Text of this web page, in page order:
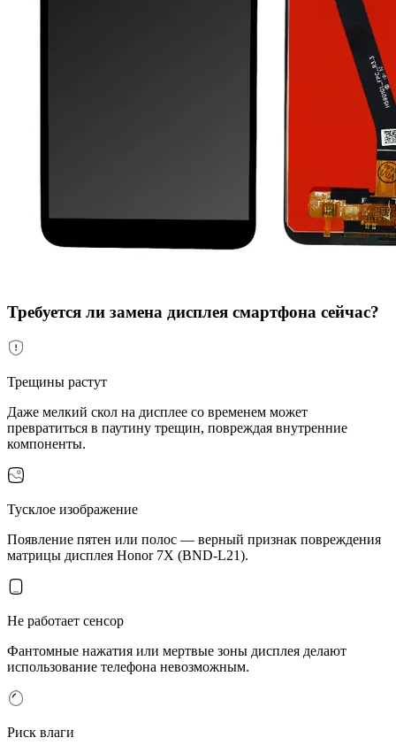
Требуется ли замена дисплея смартфона сейчас?
Трещины растут
Даже мелкий скол на дисплее со временем может
превратиться в паутину трещин, повреждая внутренние
компоненты.
Тусклое изображение
Появление пятен или полос — верный признак повреждения
матрицы дисплея Honor 7X (BND-L21).
Не работает сенсор
Фантомные нажатия или мертвые зоны дисплея делают
использование телефона невозможным.
Риск влаги